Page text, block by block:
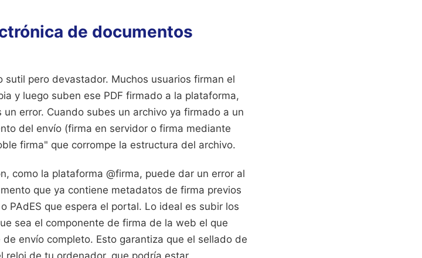
de documentos
pero devastador. Muchos usuarios firman el
y luego suben ese PDF firmado a la plataforma,
error. Cuando subes un archivo ya firmado a un
del envío (firma en servidor o firma mediante
firma" que corrompe la estructura del archivo.
como la plataforma @firma, puede dar un error al
que ya contiene metadatos de firma previos
PAdES que espera el portal. Lo ideal es subir los
sea el componente de firma de la web el que
envío completo. Esto garantiza que el sellado de